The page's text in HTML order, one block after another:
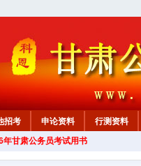
招考 申论资料
行测资料
甘肃公务员考试用书